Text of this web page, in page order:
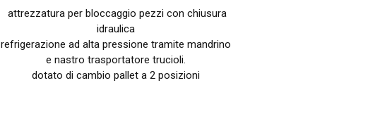
attrezzatura per bloccaggio pezzi con chiusura
idraulica
refrigerazione ad alta pressione tramite mandrino
e nastro trasportatore trucioli.
dotato di cambio pallet a 2 posizioni